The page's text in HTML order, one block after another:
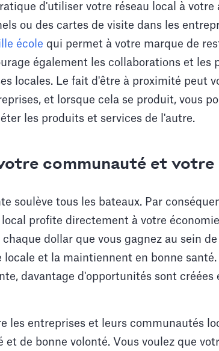
d'utiliser votre réseau local à votre
ou des cartes de visite dans les
école qui permet à votre marque de
également les collaborations et les
locales. Le fait d'être à proximité peut
et lorsque cela se produit, vous
les produits et services de l'autre.
communauté et
soulève tous les bateaux. Par
profite directement à votre
chaque dollar que vous gagnez au sein
locale et la maintiennent en bonne
davantage d'opportunités sont
les entreprises et leurs communautés
et de bonne volonté. Vous voulez que